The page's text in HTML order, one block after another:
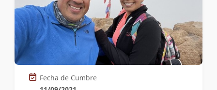
Fecha de Cumbre